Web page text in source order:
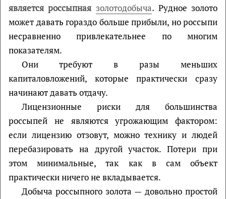
является россыпная золотодобыча.Рудное золото
может давать гораздо больше прибыли, но россыпи
несравненно привлекательнее по многим
показателям.
Они требуют в разы меньших
капиталовложений, которые практически сразу
начинают давать отдачу.
Лицензионные риски для большинства
россыпей не являются угрожающим фактором:
если лицензию отзовут, можно технику и людей
перебазировать на другой участок. Потери при
этом минимальные, так как в сам объект
практически ничего не вкладывается.
Добыча россыпного золота — довольно простой